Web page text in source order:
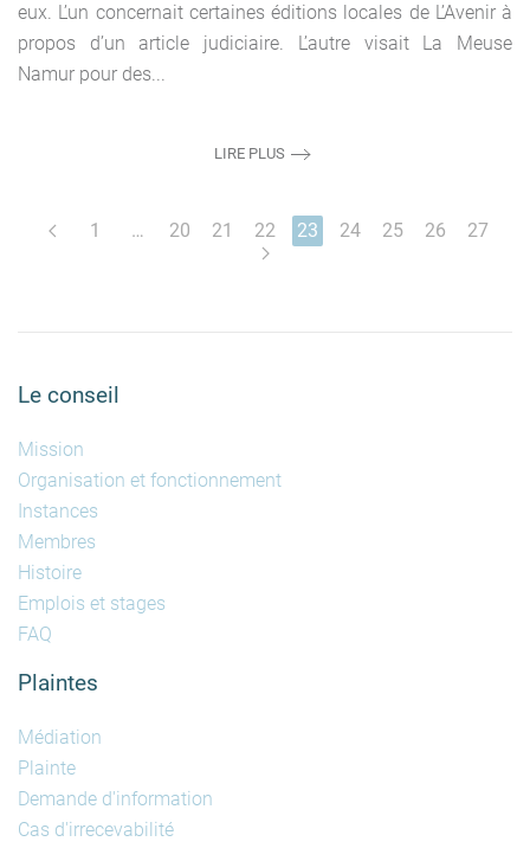
eux. L’un concernait certaines éditions locales de L’Avenir à
propos d’un article judiciaire. L’autre visait La Meuse
Namur pour des...
LIRE PLUS
1 … 20 21 22 23 24 25 26 27
Le conseil
Mission
Organisation et fonctionnement
Instances
Membres
Histoire
Emplois et stages
FAQ
Plaintes
Médiation
Plainte
Demande d'information
Cas d'irrecevabilité